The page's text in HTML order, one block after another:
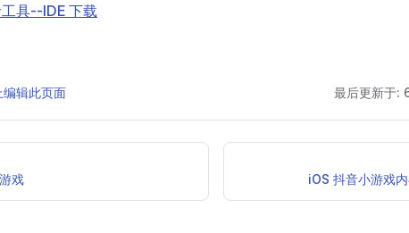
具--IDE 下载
辑此页面 最后更新于:
戏 iOS 抖音小游戏